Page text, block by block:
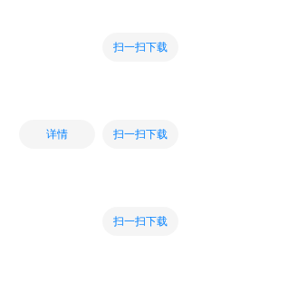
扫一扫下载
详情 扫一扫下载
扫一扫下载